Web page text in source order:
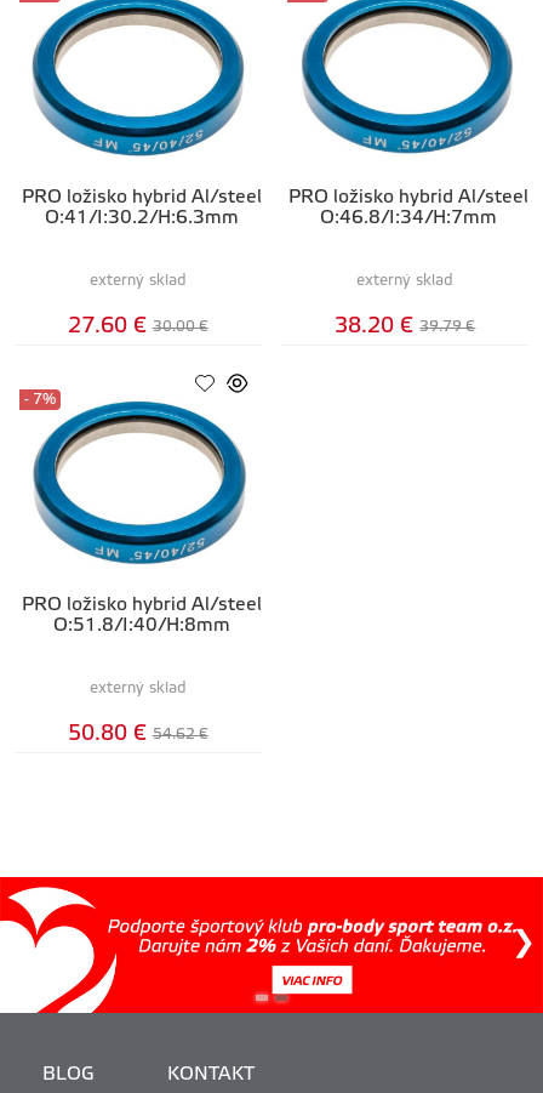
PRO ložisko hybrid Al/steel
O:41/I:30.2/H:6.3mm
externý sklad
27.60 € 30.00 €
PRO ložisko hybrid Al/steel
O:46.8/I:34/H:7mm
externý sklad
38.20 € 39.79 €
PRO ložisko hybrid Al/steel
O:51.8/I:40/H:8mm
- 7%
externý sklad
50.80 € 54.62 €
BLOG KONTAKT